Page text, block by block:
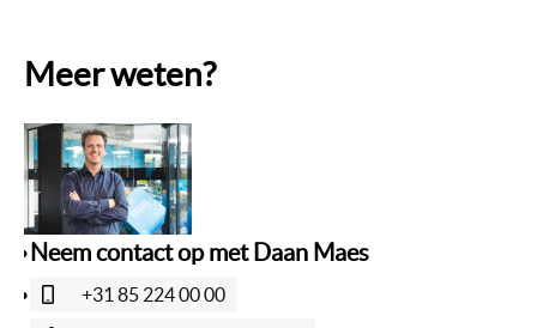
Meer weten?
Neem contact op met Daan Maes
+31 85 224 00 00